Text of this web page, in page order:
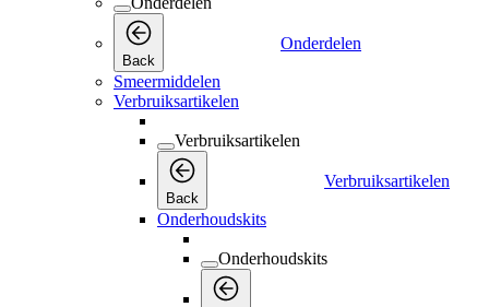
Back
Onderdelen
Smeermiddelen
Verbruiksartikelen
Verbruiksartikelen
Back
Verbruiksartikelen
Onderhoudskits
Onderhoudskits